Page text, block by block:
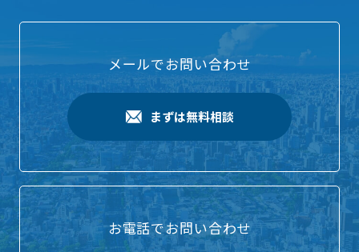
メールでお問い合わせ
まずは無料相談
お電話でお問い合わせ